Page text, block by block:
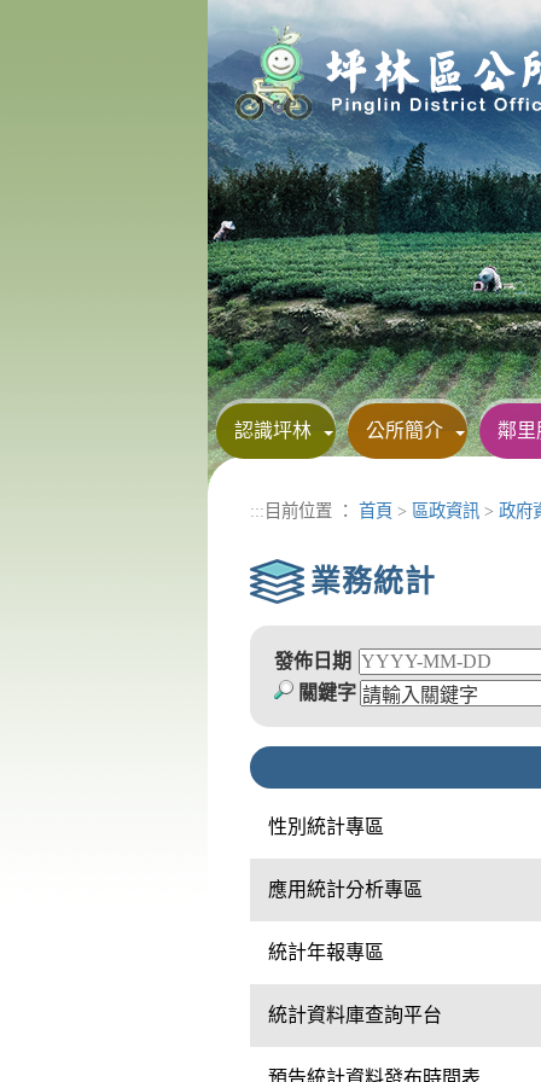
認識坪林 公所簡介 鄰里
::: 目前位置 ： 首頁 > 區政資訊 > 政府
業務統計
發佈日期
關鍵字
性別統計專區
應用統計分析專區
統計年報專區
統計資料庫查詢平台
預告統計資料發布時間表